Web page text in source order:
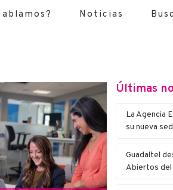
Noticias
Últimas
La Agencia
su nueva
Guadaltel
Abiertos del